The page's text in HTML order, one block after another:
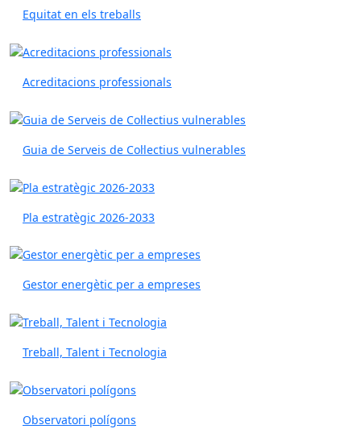
Equitat en els treballs
Acreditacions professionals
Guia de Serveis de Col·lectius vulnerables
Pla estratègic 2026-2033
Gestor energètic per a empreses
Treball, Talent i Tecnologia
Observatori polígons